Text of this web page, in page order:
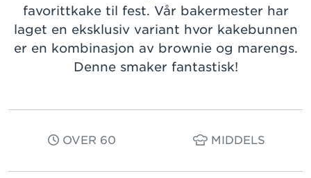
favorittkake til fest. Vår bakermester har
laget en eksklusiv variant hvor kakebunnen
er en kombinasjon av brownie og marengs.
Denne smaker fantastisk!
OVER 60 MIDDELS